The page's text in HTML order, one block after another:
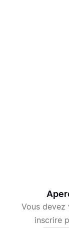
Vous devez
inscrire